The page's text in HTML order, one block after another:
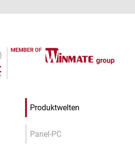
Produktwelten
Panel-PC